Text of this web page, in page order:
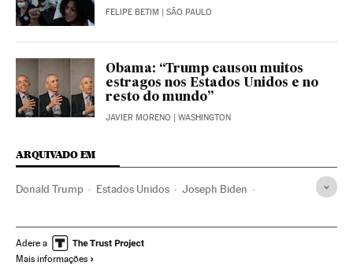
FELIPE BETIM | SÃO PAULO
Obama: “Trump causou muitos
estragos nos Estados Unidos e no
resto do mundo”
JAVIER MORENO | WASHINGTON
ARQUIVADO EM
Donald Trump Estados Unidos Joseph Biden
América Eleições EUA 2020
Adere a
Mais informações